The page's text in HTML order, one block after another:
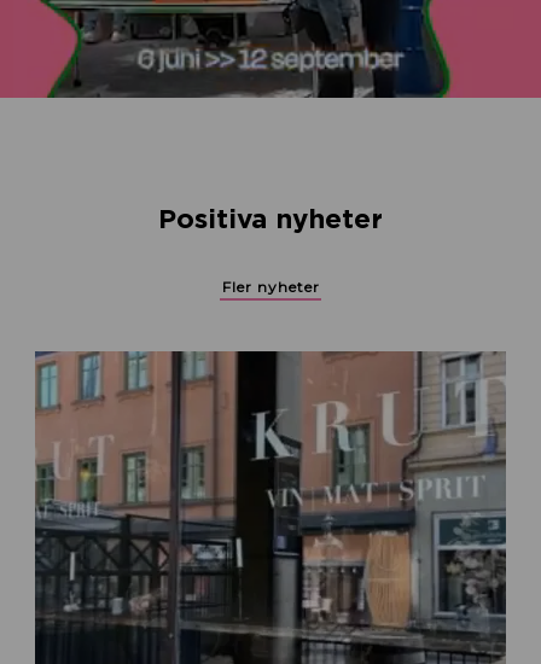
Positiva nyheter
Fler nyheter